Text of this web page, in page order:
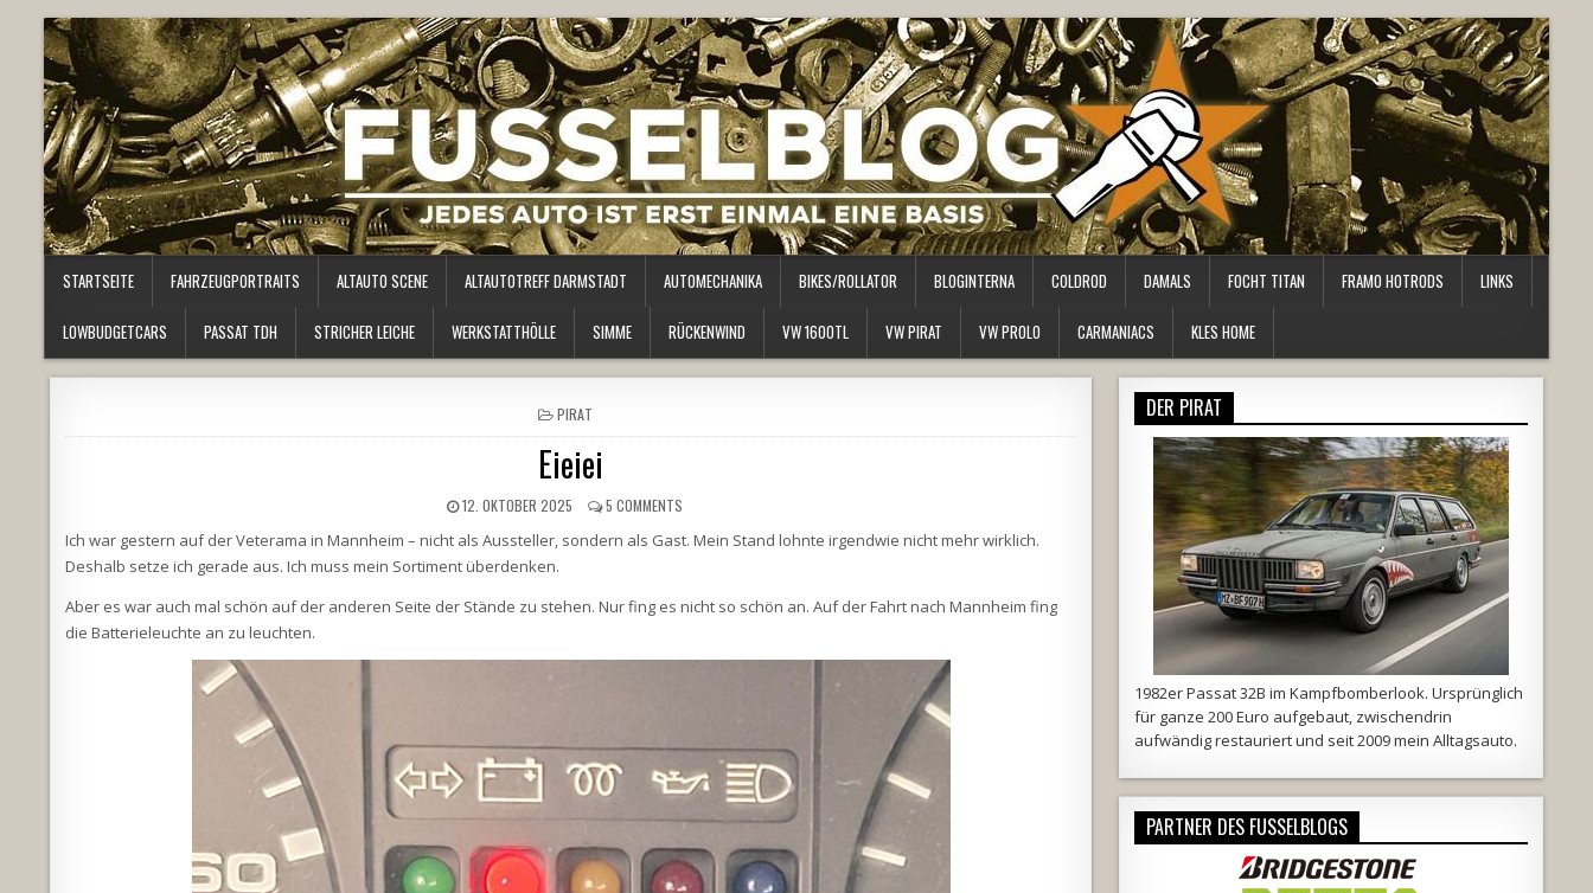
STARTSEITE FAHRZEUGPORTRAITS ALTAUTO SCENE ALTAUTOTREFF DARMSTADT AUTOMECHANIKA BIKES/ROLLATOR BLOGINTERNA COLDROD DAMALS FOCHT TITAN FRAMO HOTRODS LINKS
LOWBUDGETCARS PASSAT TDH STRICHER LEICHE WERKSTATTHÖLLE SIMME RÜCKENWIND VW 1600TL VW PIRAT VW PROLO CARMANIACS KLES HOME
POSTED
IN
PIRAT
Eieiei
12. OKTOBER 2025 5 COMMENTS
Ich war gestern auf der Veterama in Mannheim – nicht als Aussteller, sondern als Gast. Mein Stand lohnte irgendwie nicht mehr wirklich.
Deshalb setze ich gerade aus. Ich muss mein Sortiment überdenken.
Aber es war auch mal schön auf der anderen Seite der Stände zu stehen. Nur fing es nicht so schön an. Auf der Fahrt nach Mannheim fing
die Batterieleuchte an zu leuchten.
DER PIRAT
1982er Passat 32B im Kampfbomberlook. Ursprünglich
für ganze 200 Euro aufgebaut, zwischendrin
aufwändig restauriert und seit 2009 mein Alltagsauto.
PARTNER DES FUSSELBLOGS